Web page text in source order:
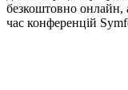
безкоштовно онлайн,
час конференцій